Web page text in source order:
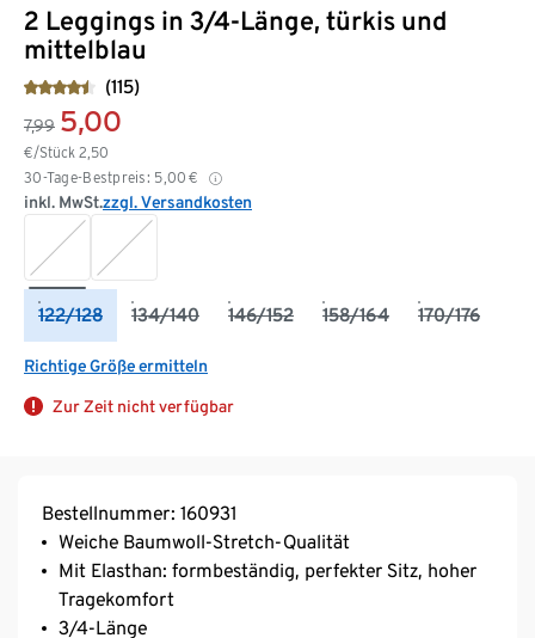
2 Leggings in 3/4-Länge, türkis und
mittelblau
(115)
7,99 5,00
€/Stück 2,50
30-Tage-Bestpreis: 5,00 €
inkl. MwSt.zzgl. Versandkosten
122/128 134/140 146/152 158/164 170/176
Richtige Größe ermitteln
Zur Zeit nicht verfügbar
Bestellnummer: 160931
Weiche Baumwoll-Stretch-Qualität
Mit Elasthan: formbeständig, perfekter Sitz, hoher
Tragekomfort
3/4-Länge